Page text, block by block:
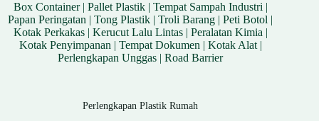
Box Container| Pallet Plastik| Tempat Sampah Industri |
Papan Peringatan |Tong Plastik |Troli Barang |Peti Botol |
Kotak Perkakas| Kerucut Lalu Lintas| Peralatan Kimia |
Kotak Penyimpanan | Tempat Dokumen | Kotak Alat|
Perlengkapan Unggas |Road Barrier
Perlengkapan Plastik Rumah